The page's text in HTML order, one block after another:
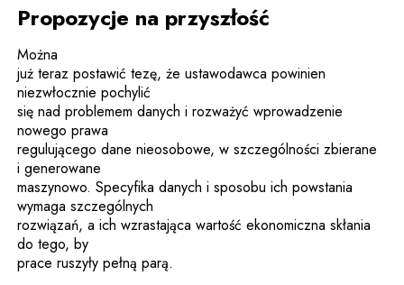
Propozycje na przyszłość
Można
już teraz postawić tezę, że ustawodawca powinien
niezwłocznie pochylić
się nad problemem danych i rozważyć wprowadzenie
nowego prawa
regulującego dane nieosobowe, w szczególności zbierane
i generowane
maszynowo. Specyfika danych i sposobu ich powstania
wymaga szczególnych
rozwiązań, a ich wzrastająca wartość ekonomiczna skłania
do tego, by
prace ruszyły pełną parą.